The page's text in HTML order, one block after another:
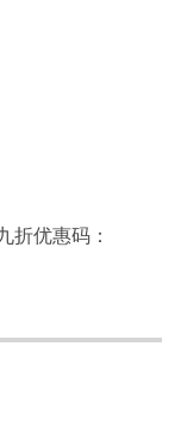
折优惠码：